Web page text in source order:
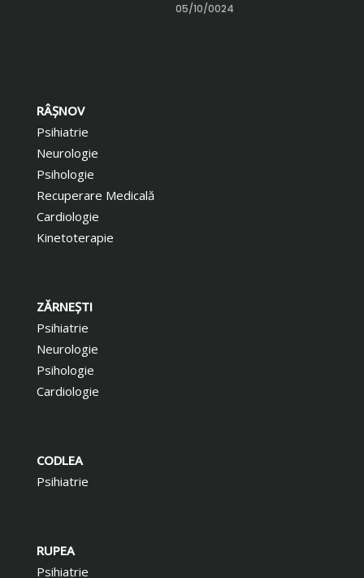
05/10/0024
RÂŞNOV
Psihiatrie
Neurologie
Psihologie
Recuperare Medicală
Cardiologie
Kinetoterapie
ZĂRNEŞTI
Psihiatrie
Neurologie
Psihologie
Cardiologie
CODLEA
Psihiatrie
RUPEA
Psihiatrie